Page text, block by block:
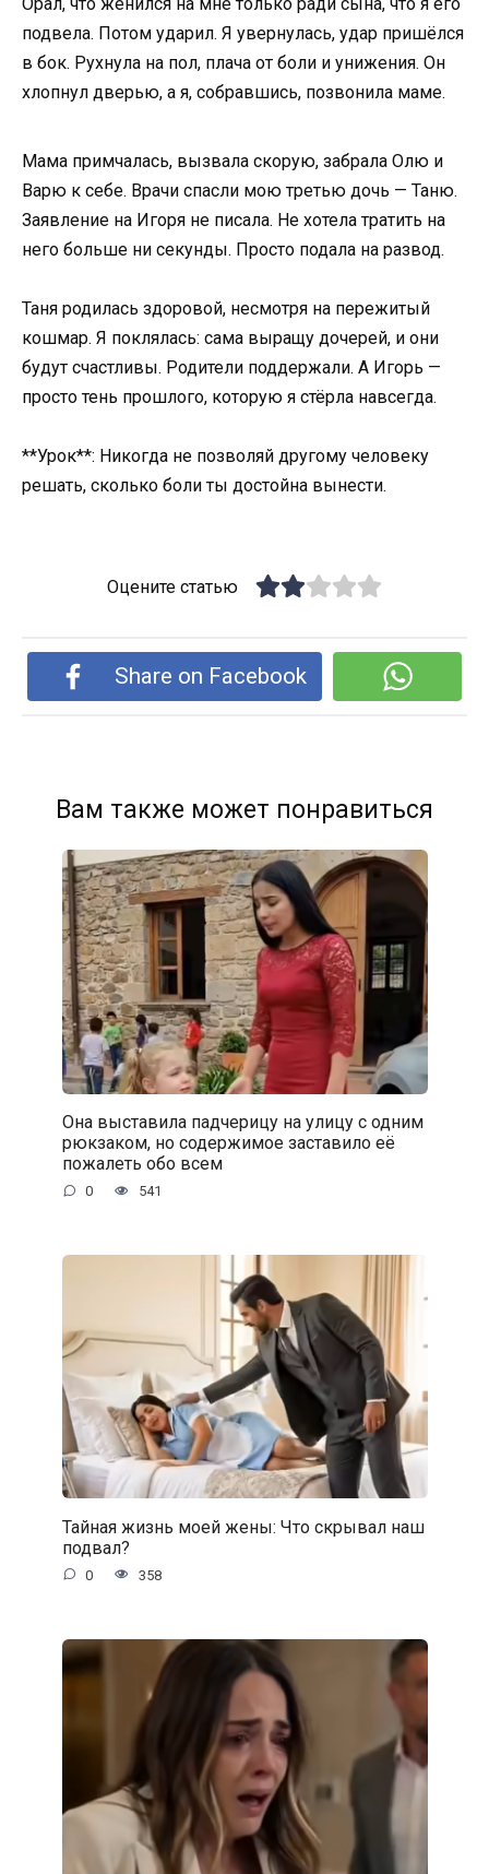
подвела. Потом ударил. Я увернулась, удар пришёлся
в бок. Рухнула на пол, плача от боли и унижения. Он
хлопнул дверью, а я, собравшись, позвонила маме.
Мама примчалась, вызвала скорую, забрала Олю и
Варю к себе. Врачи спасли мою третью дочь — Таню.
Заявление на Игоря не писала. Не хотела тратить на
него больше ни секунды. Просто подала на развод.
Таня родилась здоровой, несмотря на пережитый
кошмар. Я поклялась: сама выращу дочерей, и они
будут счастливы. Родители поддержали. А Игорь —
просто тень прошлого, которую я стёрла навсегда.
**Урок**: Никогда не позволяй другому человеку
решать, сколько боли ты достойна вынести.
Оцените статью
Share on Facebook
Вам также может понравиться
Она выставила падчерицу на улицу с одним
рюкзаком, но содержимое заставило её
пожалеть обо всем
0 541
Тайная жизнь моей жены: Что скрывал наш
подвал?
0 358